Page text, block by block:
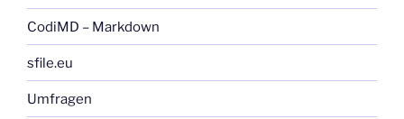
CodiMD – Markdown
sfile.eu
Umfragen